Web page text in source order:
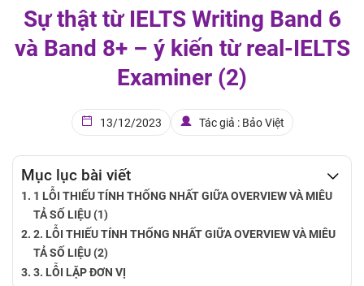
Sự thật từ IELTS Writing Band 6
và Band 8+ – ý kiến từ real-IELTS
Examiner (2)
13/12/2023 Tác giả : Bảo Việt
Mục lục bài viết
1 LỖI THIẾU TÍNH THỐNG NHẤT GIỮA OVERVIEW VÀ MIÊU
TẢ SỐ LIỆU (1)
2. LỖI THIẾU TÍNH THỐNG NHẤT GIỮA OVERVIEW VÀ MIÊU
TẢ SỐ LIỆU (2)
3. LỖI LẶP ĐƠN VỊ